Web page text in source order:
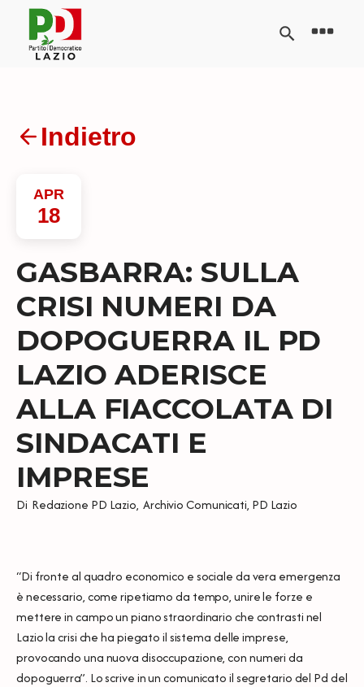
Indietro
APR
18
GASBARRA: SULLA
CRISI NUMERI DA
DOPOGUERRA IL PD
LAZIO ADERISCE
ALLA FIACCOLATA DI
SINDACATI E
IMPRESE
Di Redazione PD Lazio, Archivio Comunicati, PD Lazio
“Di fronte al quadro economico e sociale da vera emergenza
è necessario, come ripetiamo da tempo, unire le forze e
mettere in campo un piano straordinario che contrasti nel
Lazio la crisi che ha piegato il sistema delle imprese,
provocando una nuova disoccupazione, con numeri da
dopoguerra”. Lo scrive in un comunicato il segretario del Pd del